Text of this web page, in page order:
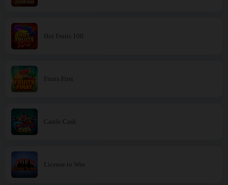
Hot Fruits 100
Fruits First
Castle Cash
License to Win